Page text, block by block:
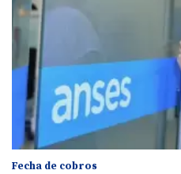
Fecha de cobros